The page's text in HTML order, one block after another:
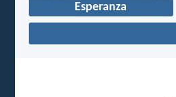
Esperanza